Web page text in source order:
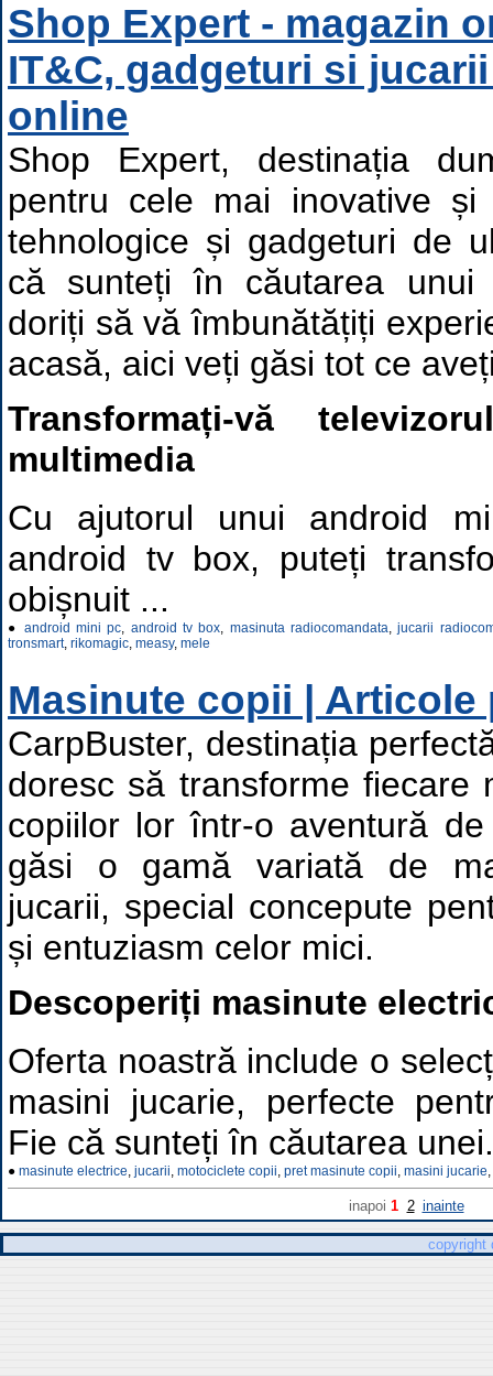
Shop Expert - magazin
IT&C, gadgeturi si
online
Shop Expert, destinația
pentru cele mai inovative și
tehnologice și gadgeturi de
că sunteți în căutarea unui
doriți să vă îmbunătățiți
acasă, aici veți găsi tot ce
Transformați-vă
multimedia
Cu ajutorul unui android
android tv box, puteți
obișnuit ...
● android mini pc, android tv box, masinuta radiocomandata,jucarii
tronsmart, rikomagic, measy, mele
Masinute copii |
CarpBuster, destinația
doresc să transforme fiecare
copiilor lor într-o aventură
găsi o gamă variată de
jucarii, special concepute
și entuziasm celor mici.
Descoperiți masinute
Oferta noastră include o
masini jucarie, perfecte
Fie că sunteți în căutarea
● masinute electrice, jucarii, motociclete copii, pret masinute copii, masini jucarie,
inapoi 1 2 inainte
copyright